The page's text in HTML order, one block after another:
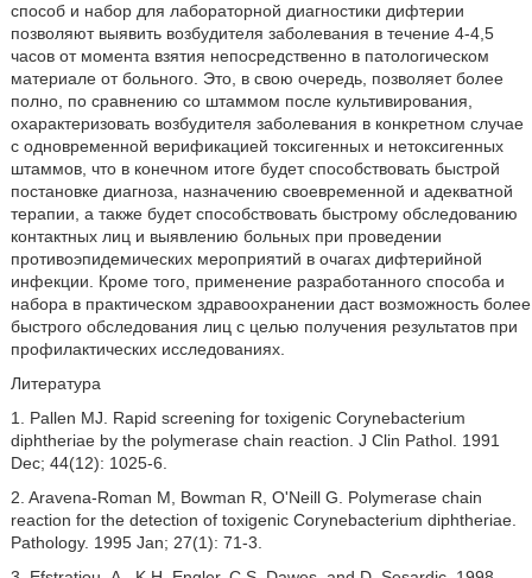
способ и набор для лабораторной диагностики дифтерии
позволяют выявить возбудителя заболевания в течение 4-4,5
часов от момента взятия непосредственно в патологическом
материале от больного. Это, в свою очередь, позволяет более
полно, по сравнению со штаммом после культивирования,
охарактеризовать возбудителя заболевания в конкретном случае
с одновременной верификацией токсигенных и нетоксигенных
штаммов, что в конечном итоге будет способствовать быстрой
постановке диагноза, назначению своевременной и адекватной
терапии, а также будет способствовать быстрому обследованию
контактных лиц и выявлению больных при проведении
противоэпидемических мероприятий в очагах дифтерийной
инфекции. Кроме того, применение разработанного способа и
набора в практическом здравоохранении даст возможность более
быстрого обследования лиц с целью получения результатов при
профилактических исследованиях.
Литература
1. Pallen MJ. Rapid screening for toxigenic Corynebacterium
diphtheriae by the polymerase chain reaction. J Clin Pathol. 1991
Dec; 44(12): 1025-6.
2. Aravena-Roman M, Bowman R, O'Neill G. Polymerase chain
reaction for the detection of toxigenic Corynebacterium diphtheriae.
Pathology. 1995 Jan; 27(1): 71-3.